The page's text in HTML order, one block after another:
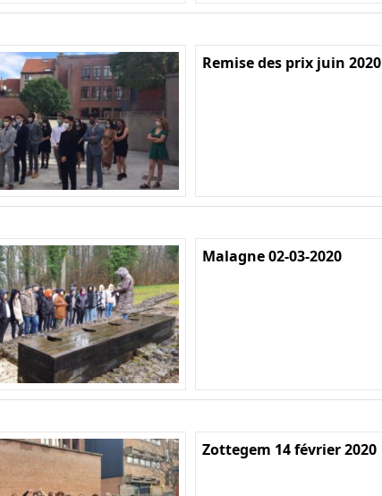
Remise des prix juin 2020
Malagne 02-03-2020
Zottegem 14 février 2020